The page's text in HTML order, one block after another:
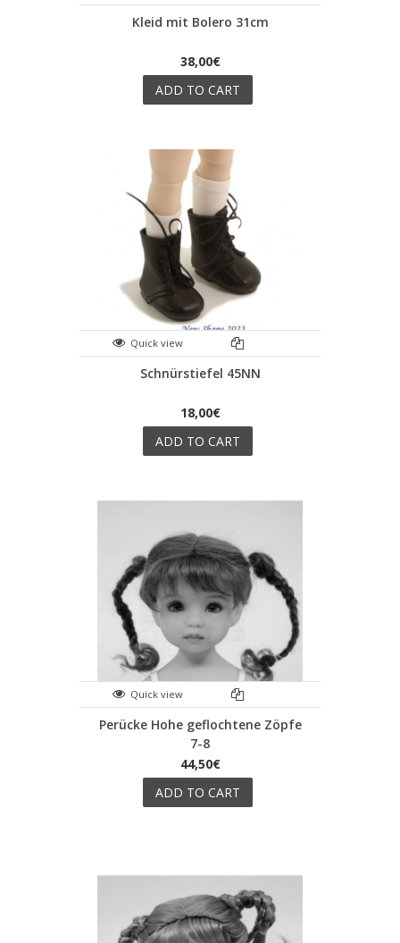
Kleid mit Bolero 31cm
38,00€
ADD TO CART
Quick view
Schnürstiefel 45NN
18,00€
ADD TO CART
Quick view
Perücke Hohe geflochtene Zöpfe
7-8
44,50€
ADD TO CART